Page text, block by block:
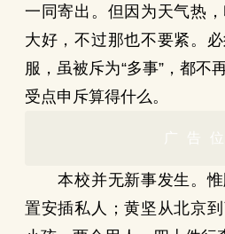
一同寄出。但因为天气热
大好，不过那也不要紧。
服，虽被斥为“多事”，都不
受点申斥算得什么。
广告位
本校并无新事发生。惟
置安插私人；黄坚从北京